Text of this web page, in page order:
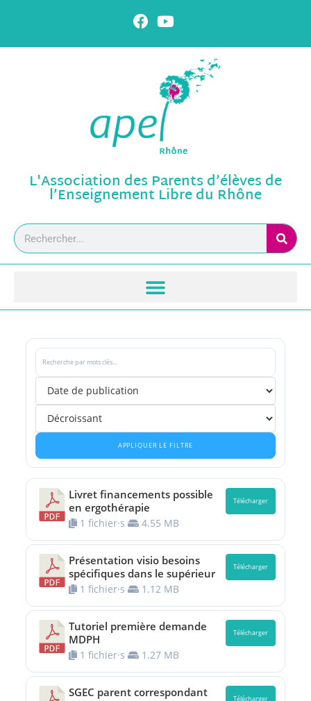
L'Association des Parents d’élèves de
l’Enseignement Libre du Rhône
APPLIQUER LE FILTRE
Livret financements possible
en ergothérapie
1 fichier·s 4.55 MB
Télécharger
Présentation visio besoins
spécifiques dans le supérieur
1 fichier·s 1.12 MB
Télécharger
Tutoriel première demande
MDPH
1 fichier·s 1.27 MB
Télécharger
SGEC parent correspondant Télécharger